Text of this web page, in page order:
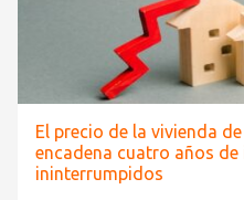
El precio de la vivienda
encadena cuatro años
ininterrumpidos